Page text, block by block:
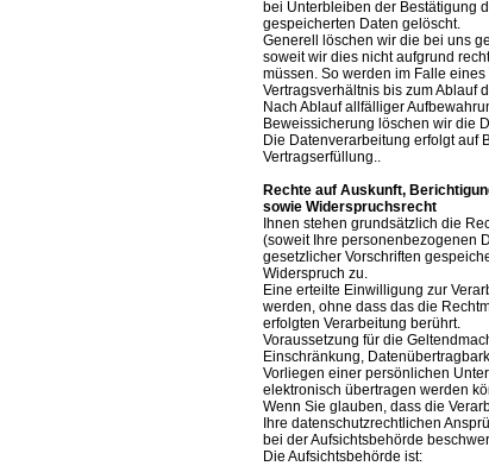
bei Unterbleiben der Bestätigung
gespeicherten Daten gelöscht.
Generell löschen wir die bei uns
soweit wir dies nicht aufgrund
müssen. So werden im Falle
Vertragsverhältnis bis zum Ablauf
Nach Ablauf allfälliger
Beweissicherung löschen wir die
Die Datenverarbeitung erfolgt auf
Vertragserfüllung..
Rechte auf Auskunft,
sowie Widerspruchsrecht
Ihnen stehen grundsätzlich die
(soweit Ihre personenbezogenen
gesetzlicher Vorschriften
Widerspruch zu.
Eine erteilte Einwilligung zur
werden, ohne dass das die
erfolgten Verarbeitung berührt.
Voraussetzung für die
Einschränkung,
Vorliegen einer persönlichen
elektronisch übertragen werden
Wenn Sie glauben, dass die
Ihre datenschutzrechtlichen
bei der Aufsichtsbehörde
Die Aufsichtsbehörde ist: